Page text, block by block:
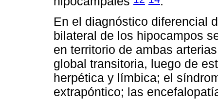
En el diagnóstico diferencial
bilateral de los hipocampos
en territorio de ambas
global transitoria, luego de
herpética y límbica; el
extrapóntico; las